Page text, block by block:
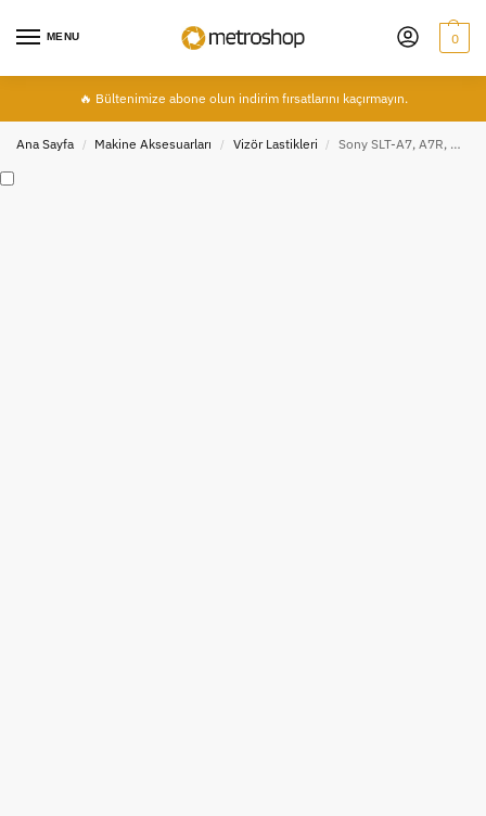
MENU 0
🔥 Bültenimize abone olun indirim fırsatlarını kaçırmayın.
Ana Sayfa / Makine Aksesuarları / Vizör Lastikleri / Sony SLT-A7, A7R, A57, A58, A65 A77, A77 II İçin FDA-EP12 Vizör Lastiği, Eye Cup